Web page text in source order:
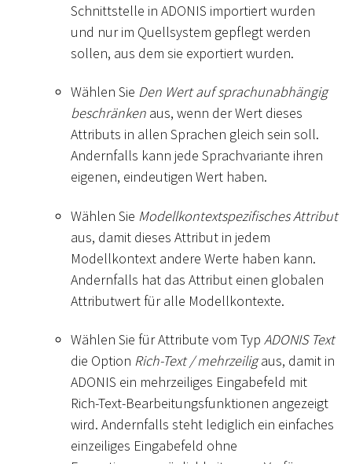
Schnittstelle in ADONIS importiert wurden
und nur im Quellsystem gepflegt werden
sollen, aus dem sie exportiert wurden.
Wählen Sie Den Wert auf sprachunabhängig
beschränken aus, wenn der Wert dieses
Attributs in allen Sprachen gleich sein soll.
Andernfalls kann jede Sprachvariante ihren
eigenen, eindeutigen Wert haben.
Wählen Sie Modellkontextspezifisches Attribut
aus, damit dieses Attribut in jedem
Modellkontext andere Werte haben kann.
Andernfalls hat das Attribut einen globalen
Attributwert für alle Modellkontexte.
Wählen Sie für Attribute vom Typ ADONIS Text
die Option Rich-Text / mehrzeiligaus, damit in
ADONIS ein mehrzeiliges Eingabefeld mit
Rich-Text-Bearbeitungsfunktionen angezeigt
wird. Andernfalls steht lediglich ein einfaches
einzeiliges Eingabefeld ohne